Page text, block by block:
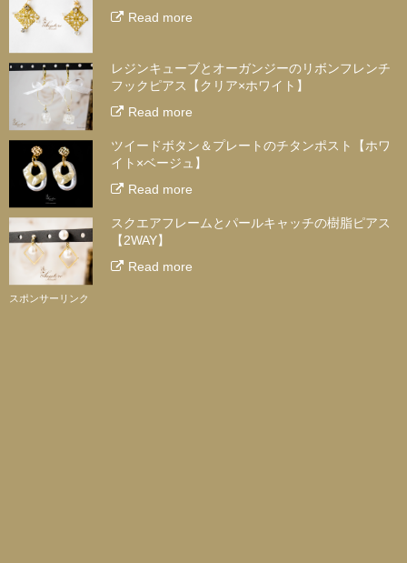
Read more
レジンキューブとオーガンジーのリボンフレンチ
フックピアス【クリア×ホワイト】
Read more
ツイードボタン＆プレートのチタンポスト【ホワ
イト×ベージュ】
Read more
スクエアフレームとパールキャッチの樹脂ピアス
【2WAY】
Read more
スポンサーリンク